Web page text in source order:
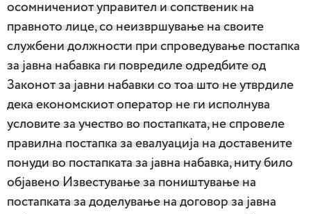
осомничениот управител и сопственик на
правното лице, со неизвршување на своите
службени должности при спроведување постапка
за јавна набавка ги повредиле одредбите од
Законот за јавни набавки со тоа што не утврдиле
дека економскиот оператор не ги исполнува
условите за учество во постапката, не спровеле
правилна постапка за евалуација на доставените
понуди во постапката за јавна набавка, ниту било
објавено Известување за поништување на
постапката за доделување на договор за јавна